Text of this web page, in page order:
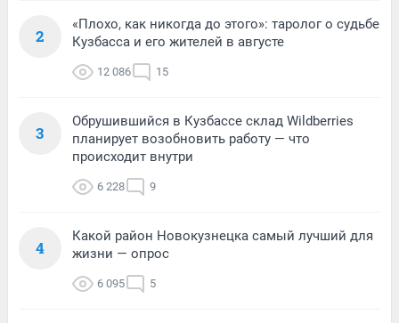
2
«Плохо, как никогда до этого»: таролог о судьбе
Кузбасса и его жителей в августе
12 086 15
3
Обрушившийся в Кузбассе склад Wildberries
планирует возобновить работу — что
происходит внутри
6 228 9
4
Какой район Новокузнецка самый лучший для
жизни — опрос
6 095 5